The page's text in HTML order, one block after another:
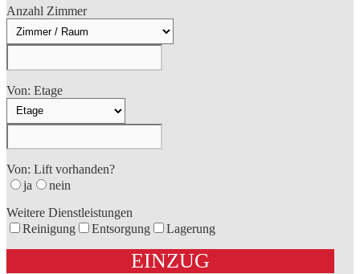
Anzahl Zimmer
Von: Etage
Von: Lift vorhanden?
ja
nein
Weitere Dienstleistungen
Reinigung
Entsorgung Lagerung
EINZUG